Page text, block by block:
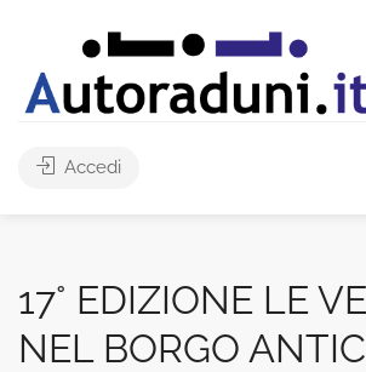
Accedi
17° EDIZIONE LE
NEL BORGO